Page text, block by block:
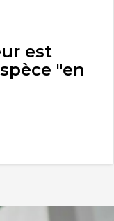
est
"en